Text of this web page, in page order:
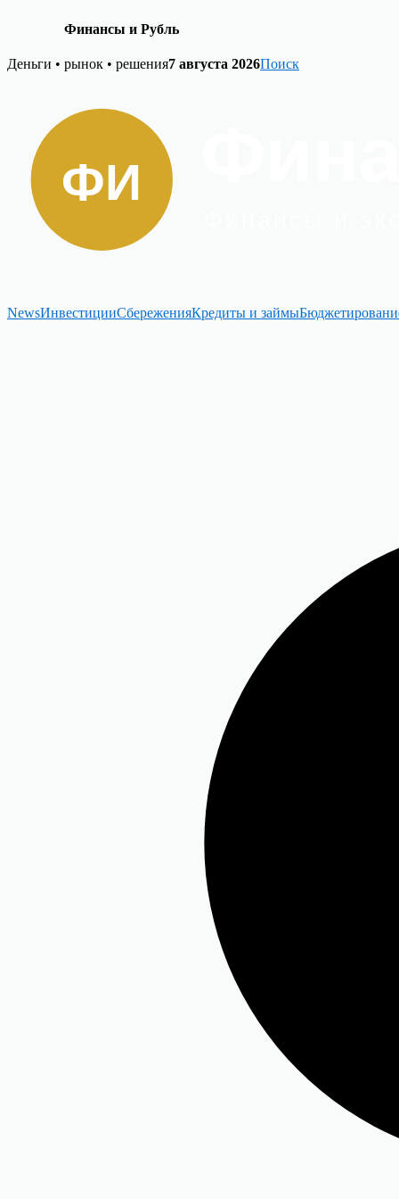
Финансы и Рубль
Skip
Деньги • рынок • решения7 августа 2026Поиск
NewsИнвестицииСбереженияКредиты и займы